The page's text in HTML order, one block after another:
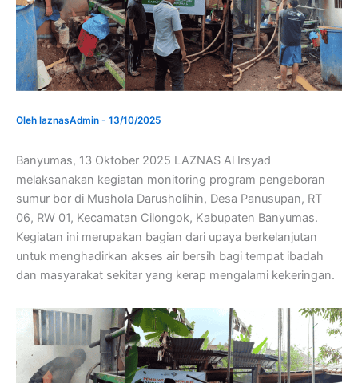
Oleh laznasAdmin - 13/10/2025
Banyumas, 13 Oktober 2025 LAZNAS Al Irsyad
melaksanakan kegiatan monitoring program pengeboran
sumur bor di Mushola Darusholihin, Desa Panusupan, RT
06, RW 01, Kecamatan Cilongok, Kabupaten Banyumas.
Kegiatan ini merupakan bagian dari upaya berkelanjutan
untuk menghadirkan akses air bersih bagi tempat ibadah
dan masyarakat sekitar yang kerap mengalami kekeringan.